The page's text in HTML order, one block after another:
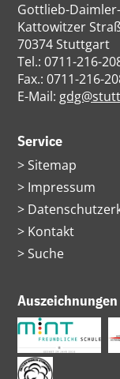
Gottlieb-
Kattowitzer
70374 Stuttgart
Tel.: 0711-216-
Fax.: 0711-216-
E-Mail:
Service
Navigation
überspringen
Sitemap
Impressum
Kontakt
Suche
Auszeichnungen